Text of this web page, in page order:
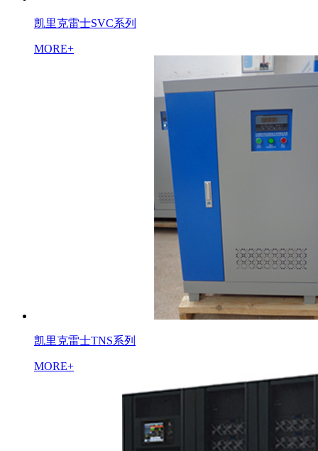
凯里克雷士SVC系列
MORE+
凯里克雷士TNS系列
MORE+